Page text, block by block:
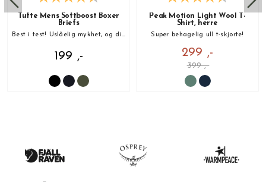
Tufte Mens Softboost Boxer
Briefs
Best i test! Uslåelig mykhet, og din nye favoritt!
199 ,-
Peak Motion Light Wool T-
Shirt, herre
Super behagelig ull t-skjorte!
299 ,-
399 ,-